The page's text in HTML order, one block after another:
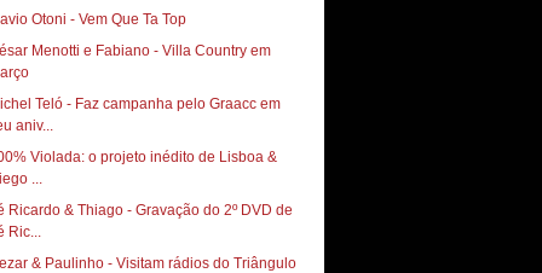
Otoni - Vem Que Ta Top
Menotti e Fabiano - Villa Country em
Teló - Faz campanha pelo Graacc em
aniv...
Violada: o projeto inédito de Lisboa &
...
Ricardo & Thiago - Gravação do 2º DVD de
Ric...
& Paulinho - Visitam rádios do Triângulo